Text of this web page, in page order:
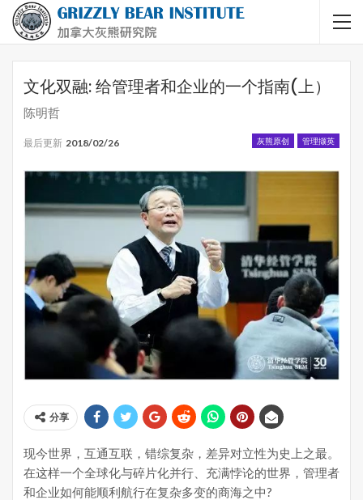
文化双融: 给管理者和企业的一个指南(上）
陈明哲
灰熊原创 管理撷英
最后更新 2018/02/26
分享
现今世界，互通互联，错综复杂，差异对立性为史上之最。
在这样一个全球化与碎片化并行、充满悖论的世界，管理者
和企业如何能顺利航行在复杂多变的商海之中?